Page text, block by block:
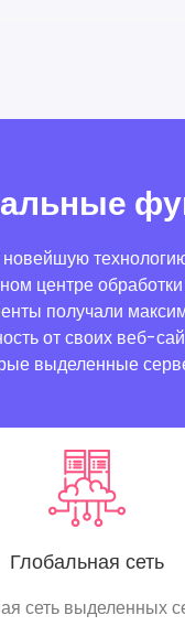
центре
получали
от своих веб-
выделенные
Глобальная сеть
сеть выделенных